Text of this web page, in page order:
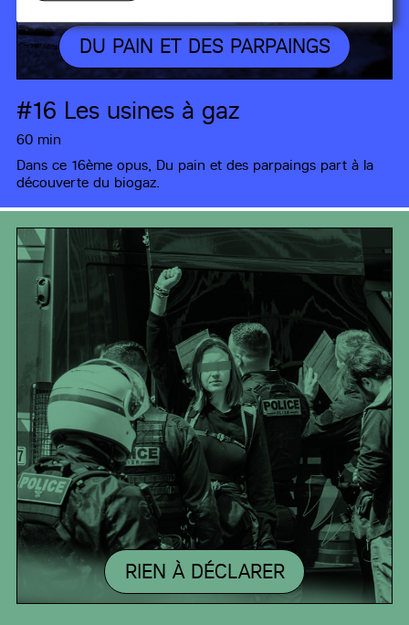
DU PAIN ET DES PARPAINGS
#16 Les usines à gaz
60 min
Dans ce 16ème opus, Du pain et des parpaings part à la
découverte du biogaz.
RIEN À DÉCLARER